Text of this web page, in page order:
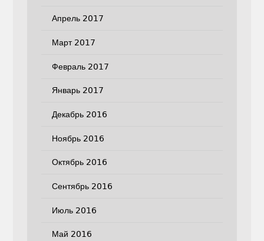
Апрель 2017
Март 2017
Февраль 2017
Январь 2017
Декабрь 2016
Ноябрь 2016
Октябрь 2016
Сентябрь 2016
Июль 2016
Май 2016